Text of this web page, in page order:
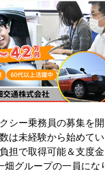
シー乗務員の募集を開
は未経験から始めてい
担で取得可能＆支度
グループの一員にな